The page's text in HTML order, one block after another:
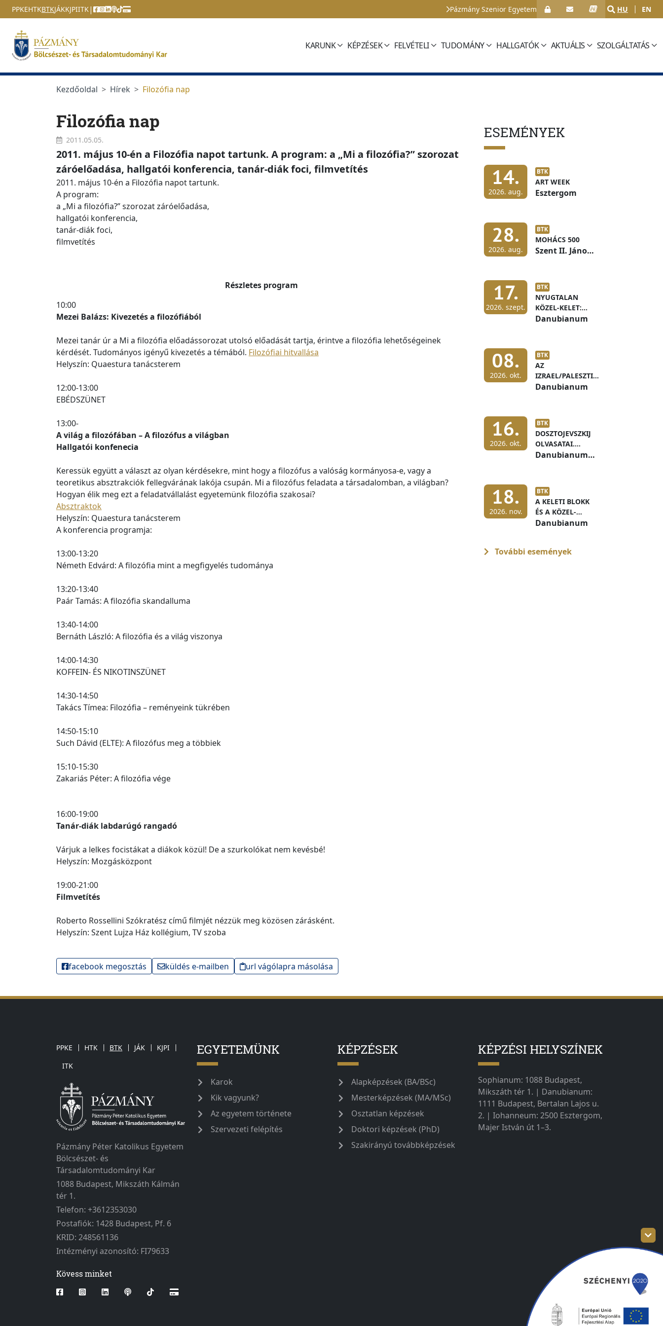
Ugrás a menüre
Ugrás a tartalomra
PPKEHTKBTKJÁKKJPIITK| Pázmány Szenior Egyetem HU EN
KARUNK KÉPZÉSEK FELVÉTELI TUDOMÁNY HALLGATÓK AKTUÁLIS SZOLGÁLTATÁS
Kezdőoldal Hírek Filozófia nap
Filozófia nap
2011.05.05.
2011. május 10-én a Filozófia napot tartunk. A program: a „Mi a filozófia?” szorozat
záróelőadása, hallgatói konferencia, tanár-diák foci, filmvetítés
2011. május 10-én a Filozófia napot tartunk.
A program:
a „Mi a filozófia?” szorozat záróelőadása,
hallgatói konferencia,
tanár-diák foci,
filmvetítés
Részletes program
10:00
Mezei Balázs: Kivezetés a filozófiából
Mezei tanár úr a Mi a filozófia előadássorozat utolsó előadását tartja, érintve a filozófia lehetőségeinek
kérdését. Tudományos igényű kivezetés a témából. Filozófiai hitvallása
Helyszín: Quaestura tanácsterem
12:00-13:00
EBÉDSZÜNET
13:00-
A világ a filozófában – A filozófus a világban
Hallgatói konfenecia
Keressük együtt a választ az olyan kérdésekre, mint hogy a filozófus a valóság kormányosa-e, vagy a
teoretikus absztrakciók fellegvárának lakója csupán. Mi a filozófus feladata a társadalomban, a világban?
Hogyan élik meg ezt a feladatvállalást egyetemünk filozófia szakosai?
Absztraktok
Helyszín: Quaestura tanácsterem
A konferencia programja:
13:00-13:20
Németh Edvárd: A filozófia mint a megfigyelés tudománya
13:20-13:40
Paár Tamás: A filozófia skandalluma
13:40-14:00
Bernáth László: A filozófia és a világ viszonya
14:00-14:30
KOFFEIN- ÉS NIKOTINSZÜNET
14:30-14:50
Takács Tímea: Filozófia – reményeink tükrében
14:50-15:10
Such Dávid (ELTE): A filozófus meg a többiek
15:10-15:30
Zakariás Péter: A filozófia vége
16:00-19:00
Tanár-diák labdarúgó rangadó
Várjuk a lelkes focistákat a diákok közül! De a szurkolókat nem kevésbé!
Helyszín: Mozgásközpont
19:00-21:00
Filmvetítés
Roberto Rossellini Szókratész című filmjét nézzük meg közösen zárásként.
Helyszín: Szent Lujza Ház kollégium, TV szoba
facebook megosztás küldés e-mailben url vágólapra másolása
ESEMÉNYEK
14.
2026. aug.
BTK
ART WEEK
Esztergom
28.
2026. aug.
BTK
MOHÁCS 500
Szent II. János
17.
2026. szept.
BTK
NYUGTALAN
KÖZEL-KELET:
IZRAEL ÉS A
Danubianum
08.
2026. okt.
BTK
AZ
IZRAEL/PALESZTINA
KONFLIKTUS BÉKÉS
ELŐFELTÉTELEI
Danubianum
16.
2026. okt.
BTK
DOSZTOJEVSZKIJ
OLVASATAI.
HALLGATÓI ÉS
Danubianum
18.
2026. nov.
BTK
A KELETI BLOKK
ÉS A KÖZEL-
KELETI TÉRSÉG AZ
MAGYAR
Danubianum
További események
PPKE HTK BTK JÁK
KJPI
ITK
Pázmány Péter Katolikus Egyetem
Bölcsészet- és
Társadalomtudományi Kar
1088 Budapest, Mikszáth Kálmán
tér 1.
Telefon: +3612353030
Postafiók: 1428 Budapest, Pf. 6
KRID: 248561136
Intézményi azonosító: FI79633
Kövess minket
EGYETEMÜNK
Karok
Kik vagyunk?
Az egyetem története
Szervezeti felépítés
KÉPZÉSEK
Alapképzések (BA/BSc)
Mesterképzések (MA/MSc)
Osztatlan képzések
Doktori képzések (PhD)
Szakirányú továbbképzések
KÉPZÉSI HELYSZÍNEK
Sophianum: 1088 Budapest,
Mikszáth tér 1. | Danubianum:
1111 Budapest, Bertalan Lajos u.
2. | Iohanneum: 2500 Esztergom,
Majer István út 1–3.